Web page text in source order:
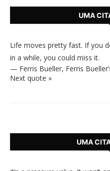
UMA
Life moves pretty fast. If you
in a while, you could miss it.
— Ferris Bueller, Ferris
Next quote »
UMA